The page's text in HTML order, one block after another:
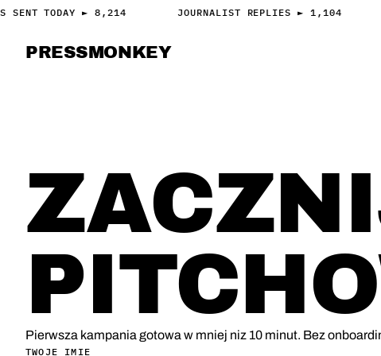
SENT TODAY ► 8,214 JOURNALIST REPLIES ► 1,104
PRESSMONKEY
Pierwsza kampania gotowa w mniej niz 10 minut. Bez
TWOJE IMIE